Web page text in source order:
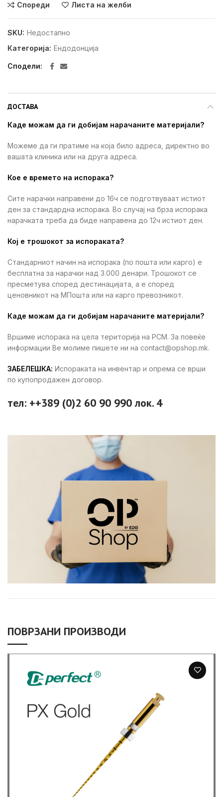
Спореди Листа на желби
SKU: Недостапно
Категорија: Ендодонција
Сподели
ДОСТАВА
Каде можам да ги добијам нарачаните материјали?
Можеме да ги пратиме на која било адреса, директно во
вашата клиника или на друга адреса.
Кое е времето на испорака?
Сите нарачки направени до 16ч се подготвуваат истиот
ден за стандардна испорака. Во случај на брза испорака
нарачката треба да биде направена до 12ч истиот ден.
Кој е трошокот за испораката?
Стандарниот начин на испорака (по пошта или карго) е
бесплатна за нарачки над 3.000 денари. Трошокот се
пресметува според дестинацијата, а е според
ценовникот на МПошта или на карго превозникот.
Каде можам да ги добијам нарачаните материјали?
Вршиме испорака на цела територија на РСМ. За повеќе
информации Ве молиме пишете ни на contact@opshop.mk.
ЗАБЕЛЕШКА: Испораката на инвентар и опрема се врши
по купопродажен договор.
тел: ++389 (0)2 60 90 990 лок. 4
ПОВРЗАНИ ПРОИЗВОДИ